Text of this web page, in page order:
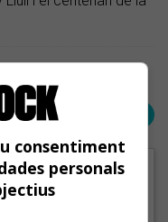
consentiment
personals